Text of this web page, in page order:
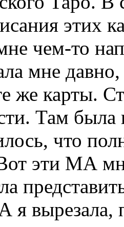
этих
чем-то
мне
же карты.
Там
что
эти МА
я вырезала,